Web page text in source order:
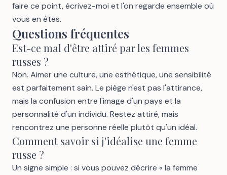
faire ce point,écrivez-moi et l'on regarde ensemble où
vous en êtes.
Questions fréquentes
Est-ce mal d'être attiré par les femmes
russes ?
Non. Aimer une culture, une esthétique, une sensibilité
est parfaitement sain. Le piège n'est pas l'attirance,
mais la confusion entre l'image d'un pays et la
personnalité d'un individu. Restez attiré, mais
rencontrez une personne réelle plutôt qu'un idéal.
Comment savoir si j'idéalise une femme
russe ?
Un signe simple : si vous pouvez décrire « la femme